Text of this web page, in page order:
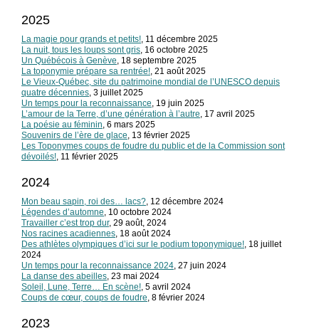
2025
La magie pour grands et petits! , 11 décembre 2025
La nuit, tous les loups sont gris , 16 octobre 2025
Un Québécois à Genève , 18 septembre 2025
La toponymie prépare sa rentrée! , 21 août 2025
Le Vieux-Québec, site du patrimoine mondial de l’UNESCO depuis
quatre décennies , 3 juillet 2025
Un temps pour la reconnaissance , 19 juin 2025
L’amour de la Terre, d’une génération à l’autre , 17 avril 2025
La poésie au féminin , 6 mars 2025
Souvenirs de l’ère de glace , 13 février 2025
Les Toponymes coups de foudre du public et de la Commission sont
dévoilés! , 11 février 2025
2024
Mon beau sapin, roi des… lacs? , 12 décembre 2024
Légendes d’automne , 10 octobre 2024
Travailler c’est trop dur, 29 août, 2024
Nos racines acadiennes , 18 août 2024
Des athlètes olympiques d’ici sur le podium toponymique! , 18 juillet
2024
Un temps pour la reconnaissance 2024 , 27 juin 2024
La danse des abeilles , 23 mai 2024
Soleil, Lune, Terre… En scène! , 5 avril 2024
Coups de cœur, coups de foudre , 8 février 2024
2023